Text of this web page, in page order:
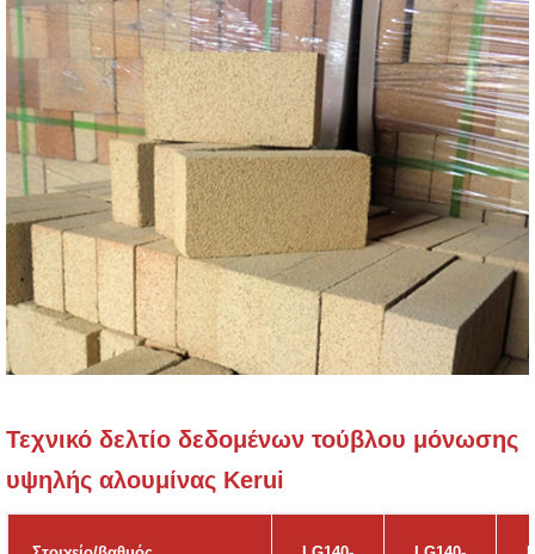
Τεχνικό δελτίο δεδομένων τούβλου μόνωσης
υψηλής αλουμίνας Kerui